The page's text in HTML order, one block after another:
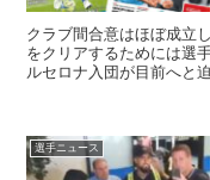
クラブ間合意はほぼ成立
をクリアするためには選手の放出が必要 フ
ルセロナ入団が目前へと
選手ニュース